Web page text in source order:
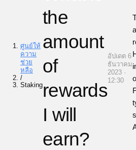
ศูนย์ให้
ความ
ช่วย
หลือ
/
Staking
the
amount
of
rewards
I will
earn?
อัปเดต 6
ธันวาคม
2023 ·
12:30